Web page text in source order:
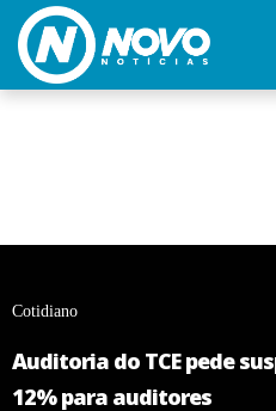
Cotidiano
Auditoria do TCE pede
12% para auditores